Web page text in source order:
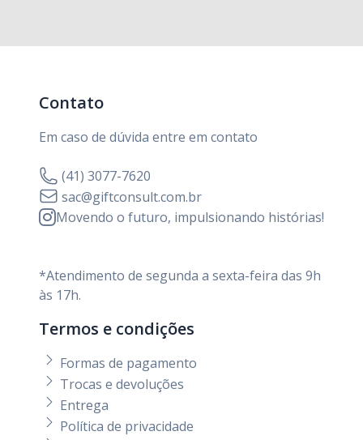
Contato
Em caso de dúvida entre em contato
(41) 3077-7620
sac@giftconsult.com.br
Movendo o futuro, impulsionando histórias!
*Atendimento de segunda a sexta-feira das 9h
às 17h.
Termos e condições
Formas de pagamento
Trocas e devoluções
Entrega
Política de privacidade